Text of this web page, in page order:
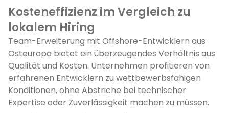
Kosteneffizienz im Vergleich zu
lokalem Hiring
Team-Erweiterung mit Offshore-Entwicklern aus
Osteuropa bietet ein überzeugendes Verhältnis aus
Qualität und Kosten. Unternehmen profitieren von
erfahrenen Entwicklern zu wettbewerbsfähigen
Konditionen, ohne Abstriche bei technischer
Expertise oder Zuverlässigkeit machen zu müssen.